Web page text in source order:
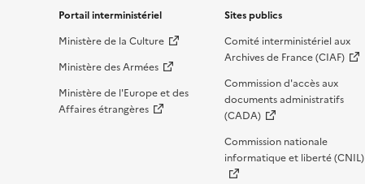
Liens de bas de page
Portail interministériel
Ministère de la Culture
Ministère des Armées
Ministère de l'Europe et des
Affaires étrangères
Sites publics
Comité interministériel aux
Archives de France (CIAF)
Commission d'accès aux
documents administratifs
(CADA)
Commission nationale
informatique et liberté (CNIL)